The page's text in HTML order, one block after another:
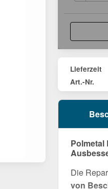
Lieferzeit
Art.-Nr.
Polmetal
Die
von